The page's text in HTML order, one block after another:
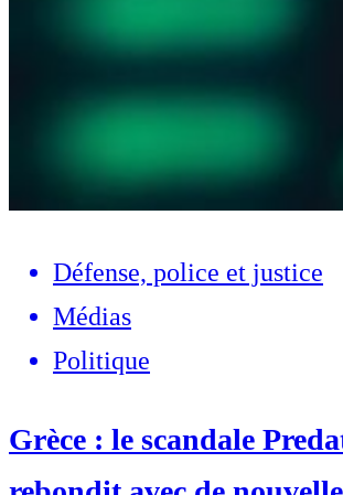
Défense, police et justice
Médias
Politique
Grèce : le scandale